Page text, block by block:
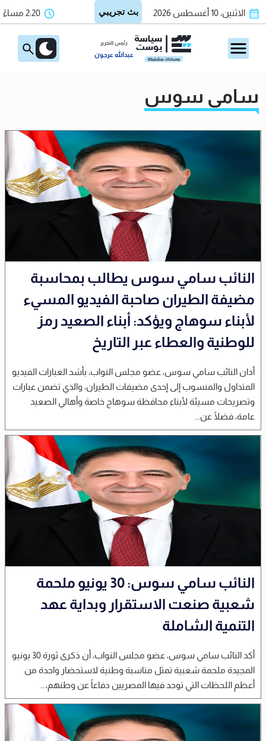
الاثنين، 10 أغسطس 2026 2:20 مساءً
رئيس التحرير
عبدالله عرجون
سامي سوس
النائب سامي سوس يطالب بمحاسبة
مضيفة الطيران صاحبة الفيديو المسيء
لأبناء سوهاج ويؤكد: أبناء الصعيد رمز
للوطنية والعطاء عبر التاريخ
أدان النائب سامي سوس، عضو مجلس النواب، بأشد العبارات الفيديو
المتداول والمنسوب إلى إحدى مضيفات الطيران، والذي تضمن عبارات
وتصريحات مسيئة لأبناء محافظة سوهاج خاصة وأهالي الصعيد
عامة، فضلًا عن...
النائب سامي سوس: 30 يونيو ملحمة
شعبية صنعت الاستقرار وبداية عهد
التنمية الشاملة
أكد النائب سامي سوس، عضو مجلس النواب، أن ذكرى ثورة 30 يونيو
المجيدة ملحمة شعبية تمثل مناسبة وطنية لاستحضار واحدة من
أعظم اللحظات التي توحد فيها المصريين دفاعاً عن وطنهم،...